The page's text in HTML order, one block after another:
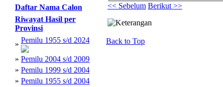
Daftar Nama Calon
Riwayat Hasil per
Provinsi
» Pemilu 1955 s/d 2024
» Pemilu 2004 s/d 2009
» Pemilu 1999 s/d 2004
» Pemilu 1955 s/d 2004
<< Sebelum Berikut >>
Back to Top